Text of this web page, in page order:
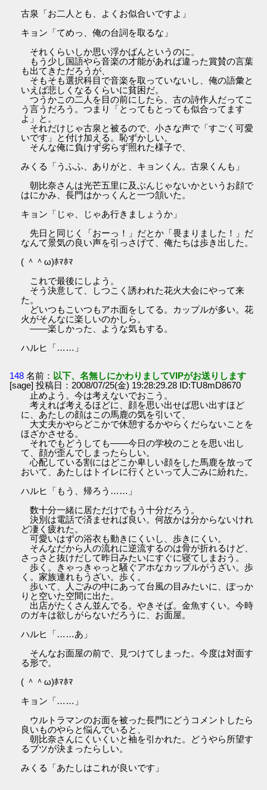
古泉「お二人とも、よくお似合いですよ」
キョン「てめっ、俺の台詞を取るな」
それくらいしか思い浮かばんというのに。
もう少し国語やら音楽の才能があれば違った賞賛の言葉
も出てきただろうが、
そもそも選択科目で音楽を取っていないし、俺の語彙と
いえば悲しくなるくらいに貧困だ。
つうかこの二人を目の前にしたら、古の詩作人だってこ
う言うだろう。つまり「とってもとっても似合ってます
よ」と。
それだけじゃ古泉と被るので、小さな声で「すごく可愛
いです」と付け加える。恥ずかしい。
そんな俺に負けず劣らず照れた様子で、
みくる「うふふ、ありがと、キョンくん。古泉くんも」
朝比奈さんは光芒五里に及ぶんじゃないかというお顔で
はにかみ、長門はかっくんと一つ頷いた。
キョン「じゃ、じゃあ行きましょうか」
先日と同じく「おーっ！」だとか「畏まりました！」だ
なんて景気の良い声を引っさげて、俺たちは歩き出した。
( ＾＾ω)ﾎﾏﾎﾏ
これで最後にしよう。
そう決意して、しつこく誘われた花火大会にやって来
た。
どいつもこいつもアホ面をしてる。カップルが多い。花
火がそんなに楽しいのかしら。
――楽しかった、ような気もする。
ハルヒ「……」
148 名前： 以下、名無しにかわりましてVIPがお送りします
[sage] 投稿日：2008/07/25(金) 19:28:29.28 ID:TU8mD8670
止めよう。今は考えないでおこう。
考えれば考えるほどに、顔を思い出せば思い出すほど
に、あたしの顔はこの馬鹿の気を引いて、
大丈夫かやらどこかで休憩するかやらくだらないことを
ほざかさせる。
それでもどうしても――今日の学校のことを思い出し
て、顔が歪んでしまったらしい。
心配している割にはどこか卑しい顔をした馬鹿を放って
おいて、あたしはトイレに行くといって人ごみに紛れた。
ハルヒ「もう、帰ろう……」
数十分一緒に居ただけでもう十分だろう。
決別は電話で済ませれば良い。何故かは分からないけれ
ど凄く疲れた。
可愛いはずの浴衣も動きにくいし、歩きにくい。
そんなだから人の流れに逆流するのは骨が折れるけど、
さっさと抜けだして昨日みたいにすぐに寝てしまおう。
歩く。きゃっきゃっと騒ぐアホなカップルがうざい。歩
く。家族連れもうざい。歩く。
歩いて、人ごみの中にあって台風の目みたいに、ぽっか
りと空いた空間に出た。
出店がたくさん並んでる。やきそば。金魚すくい。今時
のガキは欲しがらないだろうに、お面屋。
ハルヒ「……あ」
そんなお面屋の前で、見つけてしまった。今度は対面す
る形で。
( ＾＾ω)ﾎﾏﾎﾏ
キョン「……」
ウルトラマンのお面を被った長門にどうコメントしたら
良いものやらと悩んでいると、
朝比奈さんにくいくいと袖を引かれた。どうやら所望す
るブツが決まったらしい。
みくる「あたしはこれが良いです」